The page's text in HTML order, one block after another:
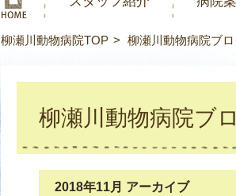
柳瀬川動物病院TOP 柳瀬川動物病院ブ
柳瀬川動物病院ブ
2018年11月 アーカイブ